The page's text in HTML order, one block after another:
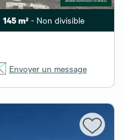
145 m² - Non divisible
Envoyer un message